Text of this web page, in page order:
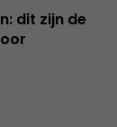
dit zijn de